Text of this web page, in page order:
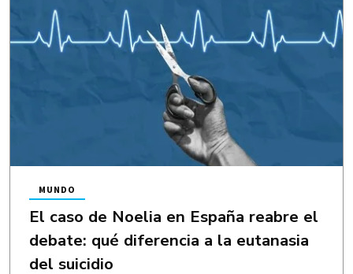
El caso de Noelia en España reabre el
debate: qué diferencia a la eutanasia
del suicidio
MUNDO